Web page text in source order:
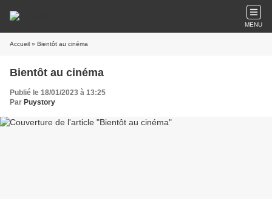
MENU
Accueil » Bientôt au cinéma
Bientôt au cinéma
Publié le 18/01/2023 à 13:25
Par Puystory